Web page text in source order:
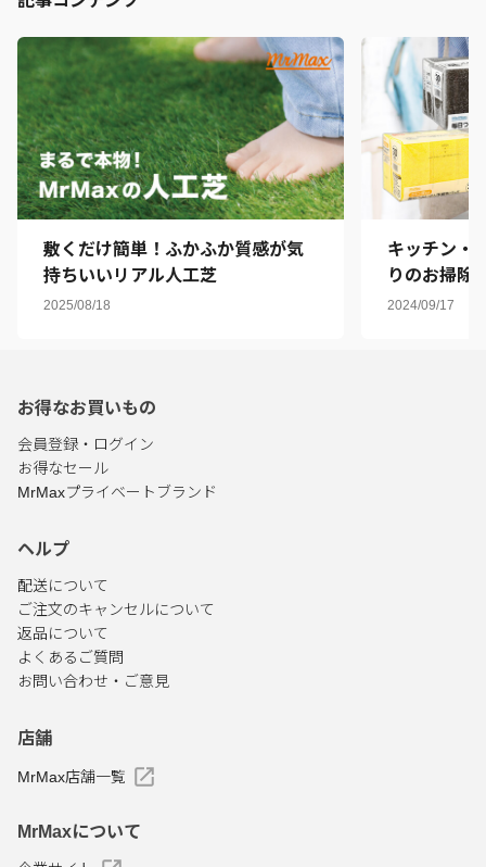
敷くだけ簡単！ふかふか質感が気
持ちいいリアル人工芝
2025/08/18
キッチン・
りのお掃除
バイヤーお
2024/09/17
お得なお買いもの
会員登録・ログイン
お得なセール
MrMaxプライベートブランド
ヘルプ
配送について
ご注文のキャンセルについて
返品について
よくあるご質問
お問い合わせ・ご意見
店舗
MrMax店舗一覧
MrMaxについて